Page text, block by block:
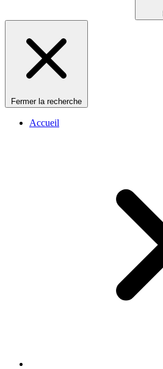
Fermer la recherche
Accueil